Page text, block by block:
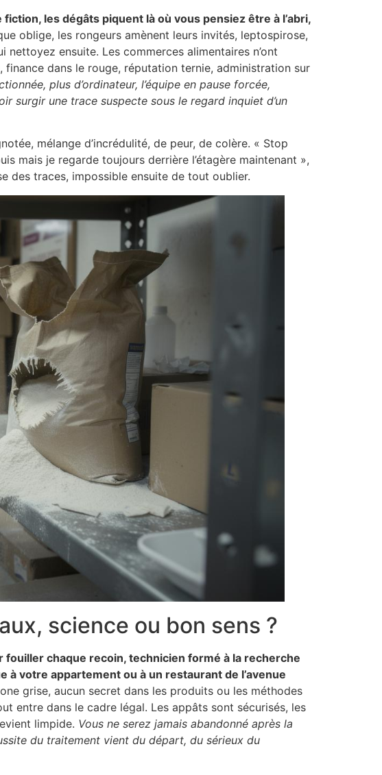
les dégâts piquent là où vous pensiez être à l’abri,
oblige, les rongeurs amènent leurs invités, leptospirose,
nettoyez ensuite. Les commerces alimentaires n’ont
dans le rouge, réputation ternie, administration sur
plus d’ordinateur, l’équipe en pause forcée,
surgir une trace suspecte sous le regard inquiet d’un
mélange d’incrédulité, de peur, de colère. « Stop
mais je regarde toujours derrière l’étagère maintenant »,
des traces, impossible ensuite de tout oublier.
science ou bon sens ?
fouiller chaque recoin, technicien formé à la recherche
à votre appartement ou à un restaurant de l’avenue
grise, aucun secret dans les produits ou les méthodes
entre dans le cadre légal. Les appâts sont sécurisés, les
limpide. Vous ne serez jamais abandonné après la
du traitement vient du départ, du sérieux du